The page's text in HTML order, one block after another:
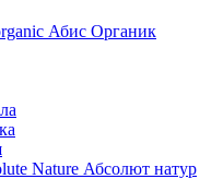
Абис Органик
Абсолют натур